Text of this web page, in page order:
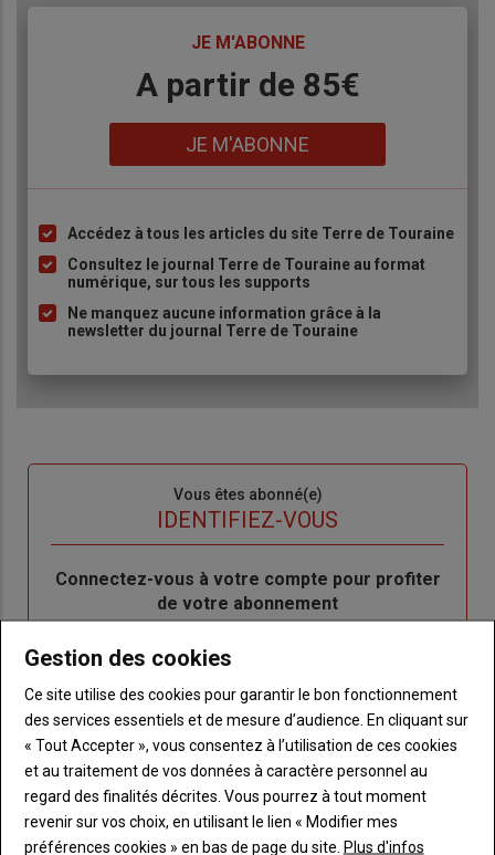
JE M'ABONNE
A partir de 85€
JE M'ABONNE
Liste
à
puce
Accédez à tous les articles du site Terre de Touraine
Consultez le journal Terre de Touraine au format
numérique, sur tous les supports
Ne manquez aucune information grâce à la
newsletter du journal Terre de Touraine
Vous êtes abonné(e)
IDENTIFIEZ-VOUS
Body
Connectez-vous à votre compte pour profiter
de votre abonnement
"Créer
un
nouveau
compte"
Lien
"Réinitialiser
votre
mot
de
passe"
Réinitialiser votre mot de passe
Lien
"Je
me
connecte"
Je me connecte
Sous-
Vous n'êtes pas abonné(e)
Gestion des cookies
Ce site utilise des cookies pour garantir le bon fonctionnement
des services essentiels et de mesure d’audience. En cliquant sur
« Tout Accepter », vous consentez à l’utilisation de ces cookies
et au traitement de vos données à caractère personnel au
regard des finalités décrites. Vous pourrez à tout moment
revenir sur vos choix, en utilisant le lien « Modifier mes
préférences cookies » en bas de page du site. Plus d'infos